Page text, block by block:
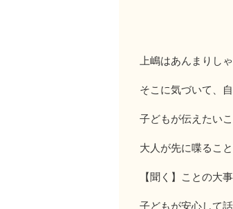
上嶋はあんまりし
そこに気づいて、
子どもが伝えたい
大人が先に喋るこ
【聞く】ことの大
子どもが安心して